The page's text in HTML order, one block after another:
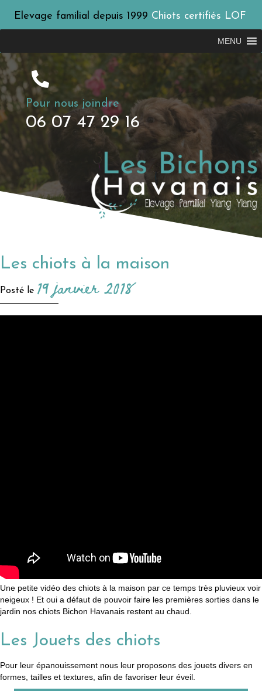
Elevage familial depuis 1999 Chiots certifiés LOF
MENU
Pour nous joindre
06 07 47 29 16
Les chiots à la maison
Posté le 19 janvier 2018
Une petite vidéo des chiots à la maison par ce temps très pluvieux voir
neigeux ! Et oui a défaut de pouvoir faire les premières sorties dans le
jardin nos chiots Bichon Havanais restent au chaud.
Les Jouets des chiots
Pour leur épanouissement nous leur proposons des jouets divers en
formes, tailles et textures, afin de favoriser leur éveil.